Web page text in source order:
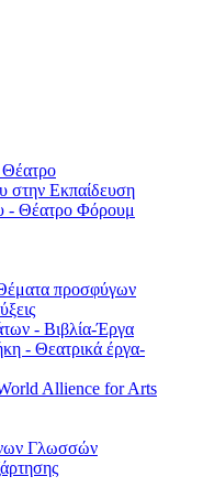
Θέατρο
στην Εκπαίδευση
- Θέατρο Φόρουμ
προσφύγων
- Βιβλία-Έργα
- Θεατρικά έργα-
Allience for Arts
Γλωσσών